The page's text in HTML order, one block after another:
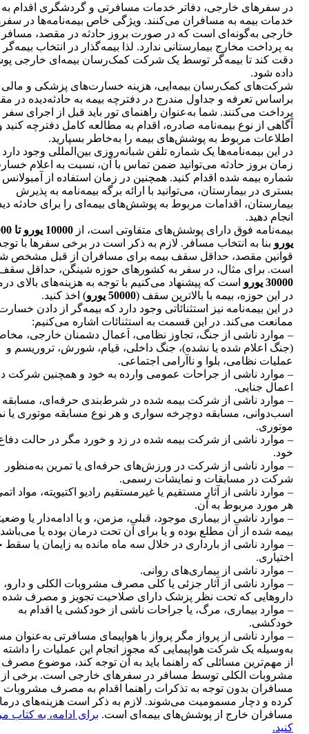
در سفرهای خارجی، دفاتر خدمات مسافرتی و گردشگری اقدام به
خدمات بیمه به مسافران می‌کنند. ویژگی خاص بیمه‌نامه‌ها در
خارجی به‌گونه‌ای است که در صورت بروز حادثه در مقصد، مسافر
به پرداخت مخارج بیمارستانی ندارد. لذا بیمه‌گذار در انتخاب بیمه‌گر
دقت کند تا بیمه‌گر توسط یک شرکت کمک‌رسان بیمه‌ای خارجی
داده شود.
شرکت‌های کمک‌رسان بیمه‌ایی، هزینه‌ خسارت‌های پزشکی و مالی
براساس تعرفه و جداول مندرج در دفترچه بیمه به حادثه‌دیده در
پرداخت می‌کنند. شما به‌عنوان راهنمای تور باید قبل از اجرای سفر
آگاهی از نوع بیمه‌نامه صادره، اقدام به مطالعه کامل دفترچه کنید
اطلاعات مربوط به پوشش‌های بیمه را به‌خاطر بسپارید.
در این بیمه‌نامه‌ها یک شماره تلفن شبانه‌روزی بین‌المللی وجود
زمان بروز حادثه می‌توانید ضمن تماس با آن، نسبت به اعلام
شماره بیمه شده اقدام کنید. همچنین در زمان استفاده از
بستری در بیمارستان، می‌توانید با ارائه برگه بیمه‌نامه به پذیرش
بیمارستان، اقدامات مربوط به پوشش‌های بیمه‌ای را برای حادثه
انجام دهید.
بیمه‌نامه فوق دارای پوشش‌های متفاوتی است، از
10000
یورو بنا به انتخاب مسافر. لازم به ذکر است در برخی سفرها با
قوانین مقصد، حداقل سقف بیمه برای مسافران از قبل مشخص
است. برای مثال، در سفر به کشورهای حوزه شینگن، حداقل سقف
30000 یورو
است که پیشنهاد می‌کنیم با توجه به هزینه‌های بالای
در این حوزه، بیمه با بالاترین سقف (50000 یورو
) اخذ کنید.
در این بیمه‌نامه نیز استثنائاتی وجود دارد که بیمه‌گر از دادن
ممانعت می‌کند. در این قسمت به استثنائات اشاره می‌کنیم:
– موارد ناشی از جنگ، تجاوز نظامی، اَعمال دشمنان خارجی،
(جنگ اعلام شده یا نشده)، جنگ داخلی، قیام، شورش، تروریسم و
عملیات نظامی، بلوا و ناآرامی اجتماعی.
– موارد ناشی از جراحات عمومی وارده به خود و همچنین شرکت
اعمال جنایی.
– موارد ناشی از شرکت بیمه شده در شرط‌بندی حرفه‌ای، مسابقه
اسب‌دوانی، مسابقه دوچرخه سواری و هر نوع مسابقه موتوری یا
موتوری.
– موارد ناشی از شرکت بیمه شده در زد و خورد مگر در حالت
خود.
– موارد ناشی از شرکت در ورزش‌های‌ حرفه‌ای یا تمرین به‌منظور
شرکت در مسابقات و نمایشات رسمی.
– موارد ناشی از آثار مستقیم یا غیرمستقیم رادیو اکتیویته، مواد
هر مورد مربوط به آن.
– موارد ناشی از بیماری موجود، قبلی، مزمن، و یا ادامه‌دار یا
بیمه شده از آن مطلع بوده و یا برای آن تحت درمان بوده یا
– موارد ناشی از بارداری در خلال سه ماه مانده به زایمان یا سقط
اختیاری.
– موارد ناشی از بیماری‌های روانی.
– موارد ناشی از آثار جزئی یا کلی مصرف مشروبات الکلی و
داروهایی‌ که تحت نظر پزشک دارای صلاحیت تجویز و مصرف شده
– موارد بیماری، مرگ، یا جراحات ناشی از خودکشی یا اقدام به
خودکشی.
– موارد ناشی از پرواز مگر پرواز با هواپیمای مسافرتی به‌عنوان
به‌وسیله یک شرکت هواپیمایی که مجوز انجام این عملیات را داشته
از مهم‌ترین مسائلی که راهنما باید به آن توجه کند، موضوع مصرف
مشروبات الکلی توسط مسافر در سفرهای خارجی است. برخی از
مسافران بدون توجه به تذکرات راهنما اقدام به مصرف مشروبات
کرده و دچار مسمومیت می‌شوند. لازم به ذکر است هزینه‌های
مسافران خارج از پوشش‌های بیمه‌ای است. برای ادامه، به کتاب
کنید.